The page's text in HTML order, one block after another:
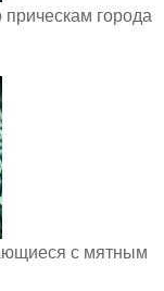
города
с мятным